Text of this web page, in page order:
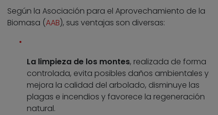
Según la Asociación para el Aprovechamiento de la
Biomasa (AAB), sus ventajas son diversas:
La limpieza de los montes, realizada de forma
controlada, evita posibles daños ambientales y
mejora la calidad del arbolado, disminuye las
plagas e incendios y favorece la regeneración
natural.